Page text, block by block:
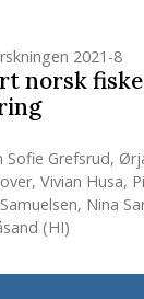
2021-8
norsk
Sofie Grefsrud,
, Vivian Husa,
, Nina
(HI)